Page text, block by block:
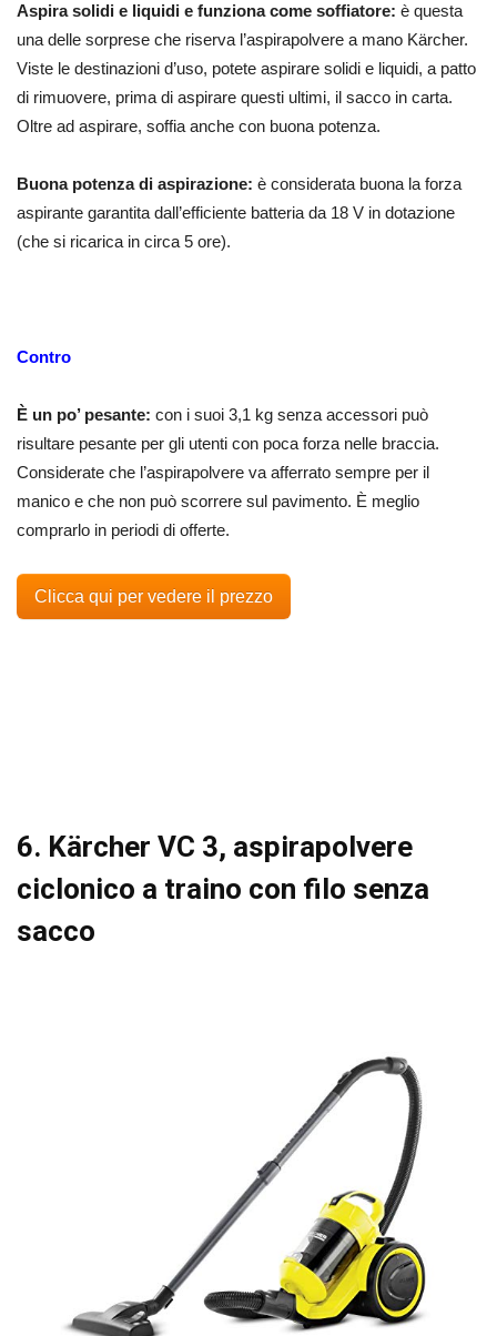
Aspira solidi e liquidi e funziona come soffiatore: è questa
una delle sorprese che riserva l’aspirapolvere a mano Kärcher.
Viste le destinazioni d’uso, potete aspirare solidi e liquidi, a patto
di rimuovere, prima di aspirare questi ultimi, il sacco in carta.
Oltre ad aspirare, soffia anche con buona potenza.
Buona potenza di aspirazione: è considerata buona la forza
aspirante garantita dall’efficiente batteria da 18 V in dotazione
(che si ricarica in circa 5 ore).
Contro
È un po’ pesante: con i suoi 3,1 kg senza accessori può
risultare pesante per gli utenti con poca forza nelle braccia.
Considerate che l’aspirapolvere va afferrato sempre per il
manico e che non può scorrere sul pavimento. È meglio
comprarlo in periodi di offerte.
Clicca qui per vedere il prezzo
6. Kärcher VC 3, aspirapolvere
ciclonico a traino con filo senza
sacco